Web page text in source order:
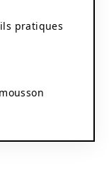
pratiques